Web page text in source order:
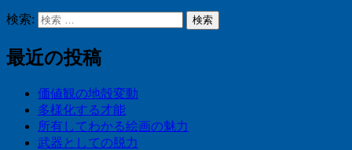
検索: 検索
最近の投稿
価値観の地殻変動
多様化する才能
所有してわかる絵画の魅力
武器としての脱力